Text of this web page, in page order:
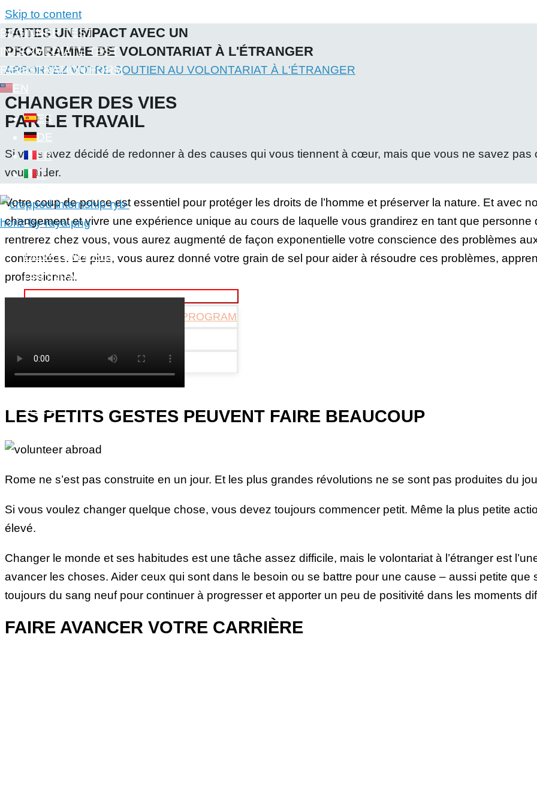
Skip to content
BEGINNER TEST
INTERMEDIATE TEST
REGISTRATION FORM
EN
ES
DE
FR
IT
HOW IT WORKS
PROGRAMS
IN-PERSON INTERNSHIP PROGRAM
MOBILITY PROJECTS
ABOUT US
FAQS
FAITES UN IMPACT AVEC UN
PROGRAMME DE VOLONTARIAT À L'ÉTRANGER
APPORTEZ VOTRE SOUTIEN AU VOLONTARIAT À L'ÉTRANGER
CHANGER DES VIES
PAR LE TRAVAIL
Si vous avez décidé de redonner à des causes qui vous tiennent à cœur, mais que vous ne savez
vous aider.
Votre coup de pouce est essentiel pour protéger les droits de l’homme et préserver la nature. Et avec
changement et vivre une expérience unique au cours de laquelle vous grandirez en tant que personne
rentrerez chez vous, vous aurez augmenté de façon exponentielle votre conscience des problèmes
confrontées. De plus, vous aurez donné votre grain de sel pour aider à résoudre ces problèmes,
professionnel.
LES PETITS GESTES PEUVENT FAIRE BEAUCOUP
Rome ne s’est pas construite en un jour. Et les plus grandes révolutions ne se sont pas produites du
Si vous voulez changer quelque chose, vous devez toujours commencer petit. Même la plus petite
élevé.
Changer le monde et ses habitudes est une tâche assez difficile, mais le volontariat à l’étranger est
avancer les choses. Aider ceux qui sont dans le besoin ou se battre pour une cause – aussi petite que
toujours du sang neuf pour continuer à progresser et apporter un peu de positivité dans les moments
FAIRE AVANCER VOTRE CARRIÈRE